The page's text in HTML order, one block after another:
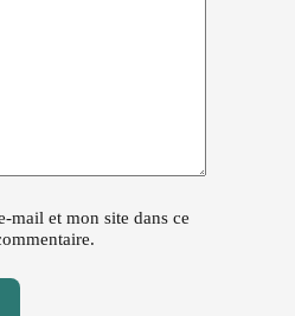
mail et mon site dans ce